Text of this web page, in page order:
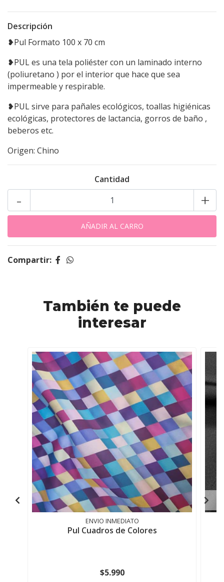
Descripción
❥Pul Formato 100 x 70 cm
❥PUL es una tela poliéster con un laminado interno
(poliuretano ) por el interior que hace que sea
impermeable y respirable.
❥PUL sirve para pañales ecológicos, toallas higiénicas
ecológicas, protectores de lactancia, gorros de baño ,
beberos etc.
Origen: Chino
Cantidad
+
-
Compartir:
También te puede
interesar
ENVIO INMEDIATO
Pul Cuadros de Colores
$5.990